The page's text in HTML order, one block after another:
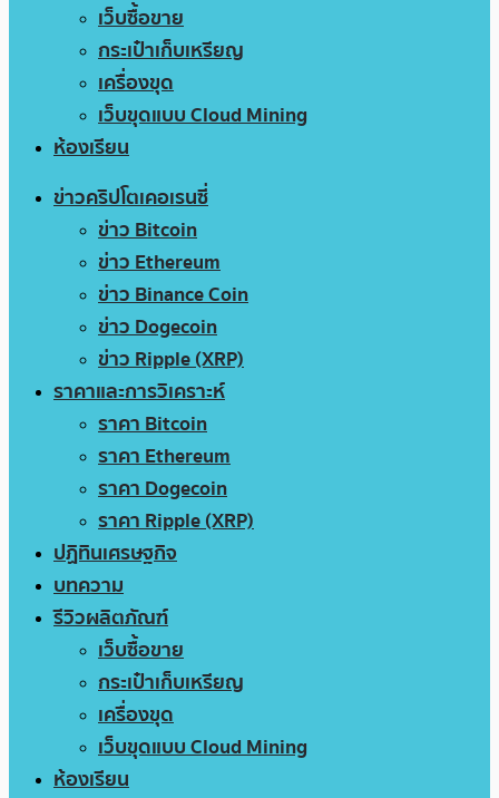
เว็บซื้อขาย
กระเป๋าเก็บเหรียญ
เครื่องขุด
เว็บขุดแบบ Cloud Mining
ห้องเรียน
ข่าวคริปโตเคอเรนซี่
ข่าว Bitcoin
ข่าว Ethereum
ข่าว Binance Coin
ข่าว Dogecoin
ข่าว Ripple (XRP)
ราคาและการวิเคราะห์
ราคา Bitcoin
ราคา Ethereum
ราคา Dogecoin
ราคา Ripple (XRP)
ปฏิทินเศรษฐกิจ
บทความ
รีวิวผลิตภัณฑ์
เว็บซื้อขาย
กระเป๋าเก็บเหรียญ
เครื่องขุด
เว็บขุดแบบ Cloud Mining
ห้องเรียน